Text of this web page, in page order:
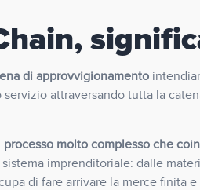
di approvvigionamento
attraversando tutta la
processo molto complesso che
imprenditoriale: dalle
di fare arrivare la merce finita